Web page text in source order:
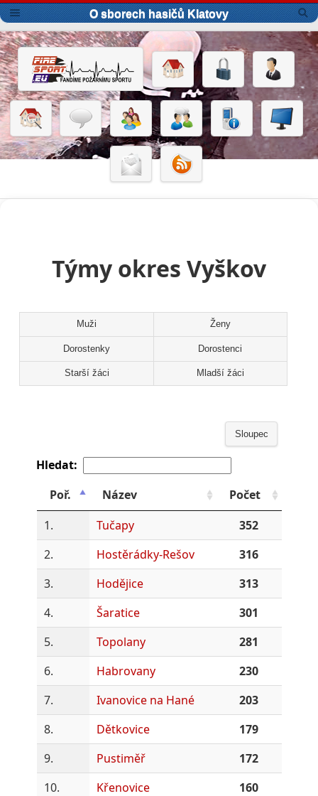
O sborech hasičů Klatovy
Týmy okres Vyškov
Muži Ženy
Dorostenky Dorostenci
Starší žáci Mladší žáci
Sloupec
Hledat:
Poř.
Název
Počet
1.
Tučapy
352
2.
Hostěrádky-Rešov
316
3.
Hodějice
313
4.
Šaratice
301
5.
Topolany
281
6.
Habrovany
230
7.
Ivanovice na Hané
203
8.
Dětkovice
179
9.
Pustiměř
172
10.
Křenovice
160